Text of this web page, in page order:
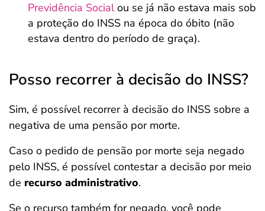
Previdência Socialou se já não estava mais sob
a proteção do INSS na época do óbito (não
estava dentro do período de graça).
Posso recorrer à decisão do INSS?
Sim, é possível recorrer à decisão do INSS sobre a
negativa de uma pensão por morte.
Caso o pedido de pensão por morte seja negado
pelo INSS, é possível contestar a decisão por meio
de recurso administrativo.
Se o recurso também for negado, você pode